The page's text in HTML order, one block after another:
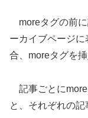
moreタグの前に
ーカイブページ
合、moreタグを
記事ごとにmore
と、それぞれの記